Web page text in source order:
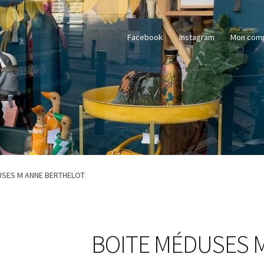
Facebook Instagram Mon
M ANNE BERTHELOT
BOITE MÉDUSES